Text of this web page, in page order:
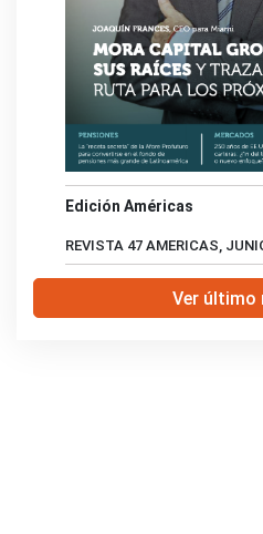
Edición Américas
REVISTA 47 AMERICAS,
Ver último